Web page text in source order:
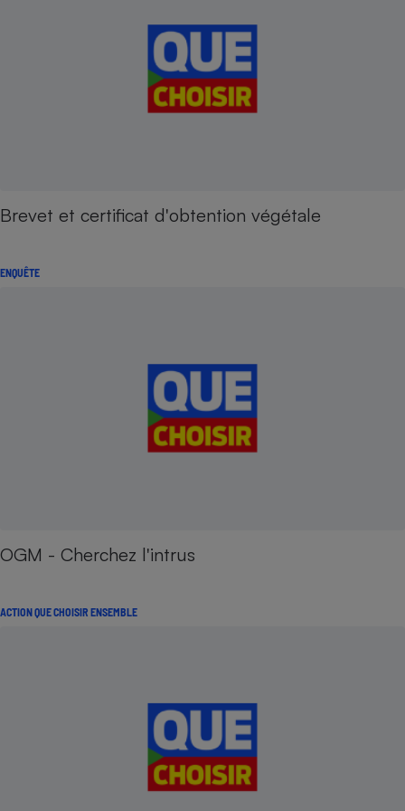
Brevet et certificat d'obtention végétale
ENQUÊTE
OGM - Cherchez l'intrus
ACTION QUE CHOISIR ENSEMBLE